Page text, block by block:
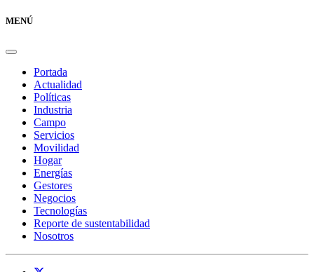
MENÚ
Portada
Actualidad
Políticas
Industria
Campo
Servicios
Movilidad
Hogar
Energías
Gestores
Negocios
Tecnologías
Reporte de sustentabilidad
Nosotros